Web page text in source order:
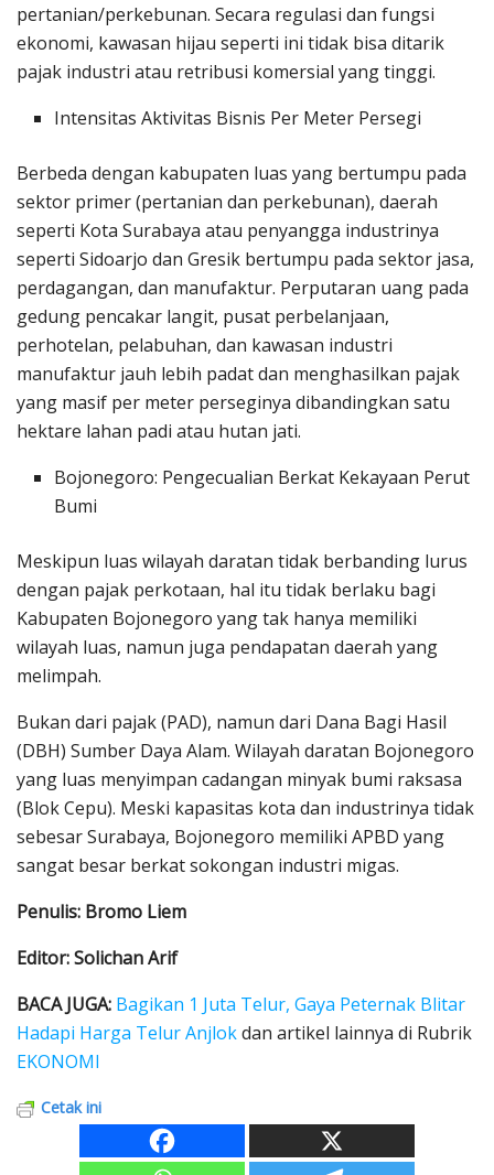
pertanian/perkebunan. Secara regulasi dan fungsi
ekonomi, kawasan hijau seperti ini tidak bisa ditarik
pajak industri atau retribusi komersial yang tinggi.
Intensitas Aktivitas Bisnis Per Meter Persegi
Berbeda dengan kabupaten luas yang bertumpu pada
sektor primer (pertanian dan perkebunan), daerah
seperti Kota Surabaya atau penyangga industrinya
seperti Sidoarjo dan Gresik bertumpu pada sektor jasa,
perdagangan, dan manufaktur. Perputaran uang pada
gedung pencakar langit, pusat perbelanjaan,
perhotelan, pelabuhan, dan kawasan industri
manufaktur jauh lebih padat dan menghasilkan pajak
yang masif per meter perseginya dibandingkan satu
hektare lahan padi atau hutan jati.
Bojonegoro: Pengecualian Berkat Kekayaan Perut
Bumi
Meskipun luas wilayah daratan tidak berbanding lurus
dengan pajak perkotaan, hal itu tidak berlaku bagi
Kabupaten Bojonegoro yang tak hanya memiliki
wilayah luas, namun juga pendapatan daerah yang
melimpah.
Bukan dari pajak (PAD), namun dari Dana Bagi Hasil
(DBH) Sumber Daya Alam. Wilayah daratan Bojonegoro
yang luas menyimpan cadangan minyak bumi raksasa
(Blok Cepu). Meski kapasitas kota dan industrinya tidak
sebesar Surabaya, Bojonegoro memiliki APBD yang
sangat besar berkat sokongan industri migas.
Penulis: Bromo Liem
Editor: Solichan Arif
BACA JUGA: Bagikan 1 Juta Telur, Gaya Peternak Blitar
Hadapi Harga Telur Anjlokdan artikel lainnya di Rubrik
EKONOMI
Cetak ini